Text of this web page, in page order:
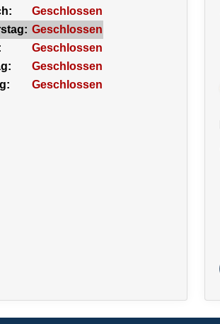
Geschlossen
Geschlossen
Geschlossen
Geschlossen
Geschlossen